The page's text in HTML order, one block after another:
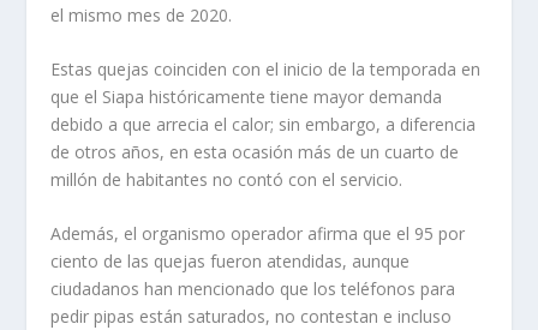
el mismo mes de 2020.
Estas quejas coinciden con el inicio de la temporada en
que el Siapa históricamente tiene mayor demanda
debido a que arrecia el calor; sin embargo, a diferencia
de otros años, en esta ocasión más de un cuarto de
millón de habitantes no contó con el servicio.
Además, el organismo operador afirma que el 95 por
ciento de las quejas fueron atendidas, aunque
ciudadanos han mencionado que los teléfonos para
pedir pipas están saturados, no contestan e incluso